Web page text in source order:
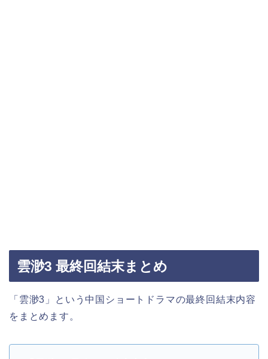
雲渺3 最終回結末まとめ
「雲渺3」という中国ショートドラマの最終回結末内容
をまとめます。